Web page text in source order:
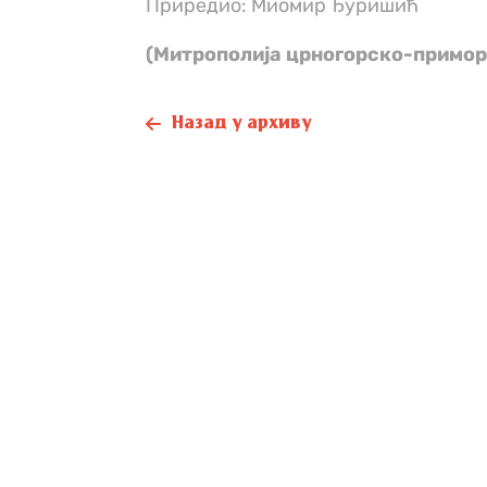
Приредио: Миомир Ђуришић
(Митрополија црногорско-
Назад у архиву